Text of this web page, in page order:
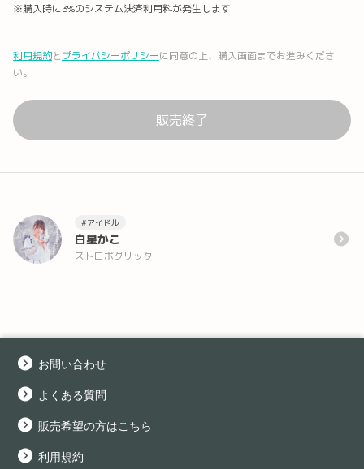
※購入時に3%のシステム決済利用料が発生します
利用規約とプライバシーポリシーに同意の上、購入画面までお進みくださ
い。
販売終了
#アイドル
白星かこ
ストロボグリッター
お問い合わせ
よくある質問
販売希望の方はこちら
利用規約